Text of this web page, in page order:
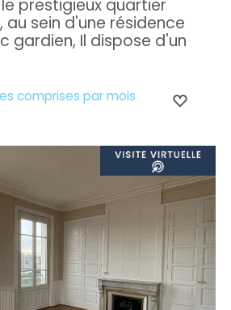
comprises par mois
prestigieux quartier
au sein d'une résidence
gardien, Il dispose d'un